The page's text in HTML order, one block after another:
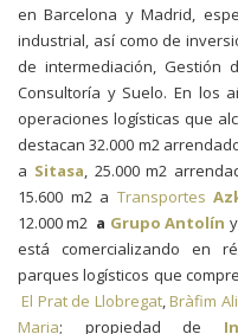
en Barcelona y Madrid,
industrial, así como de
de intermediación, Gestión
Consultoría y Suelo. En los
operaciones logísticas que
destacan 32.000 m2
a Sitasa, 25.000 m2
15.600 m2 a Transportes
12.000 m2 a Grupo Antolín
está comercializando en
parques logísticos que
El Prat de Llobregat, Bràfim
Maria; propiedad de